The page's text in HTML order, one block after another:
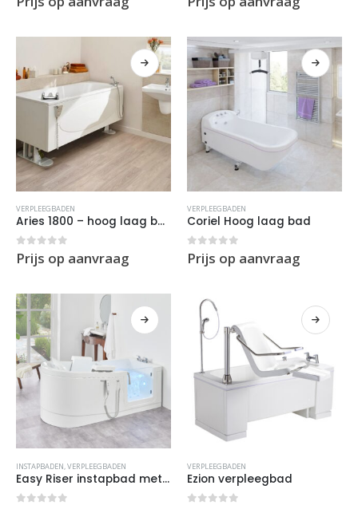
VERPLEEGBADEN
Aries 1800 – hoog laag bad
0out of 5
Prijs op aanvraag
VERPLEEGBADEN
Coriel Hoog laag bad
0out of 5
Prijs op aanvraag
INSTAPBADEN,VERPLEEGBADEN
Easy Riser instapbad met lift
VERPLEEGBADEN
Ezion verpleegbad